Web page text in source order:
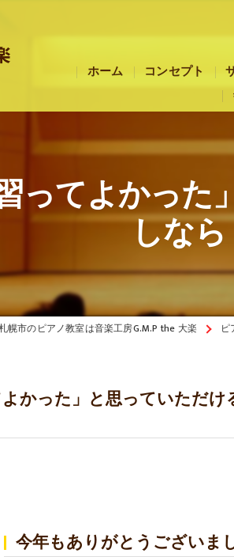
ホーム コンセプト
札幌市のピアノ
札幌市のピアノ
札幌市のピアノ
ってよかった
しなら
幌市のピアノ教室は音楽工房G.M.P the 大楽 ピ
かった」と思っていただ
今年もありがとうございま